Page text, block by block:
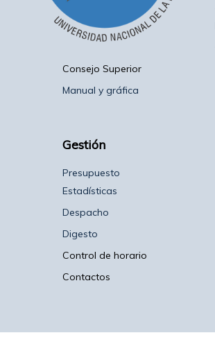
Consejo Superior
Manual y gráfica
Gestión
Presupuesto
Estadísticas
Despacho
Digesto
Control de horario
Contactos